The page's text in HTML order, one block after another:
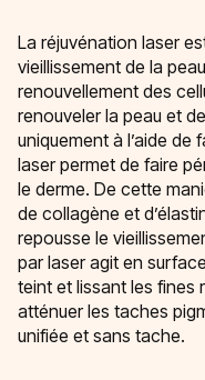
La réjuvénation laser
vieillissement de la
renouvellement des
renouveler la peau et
uniquement à l’aide de
laser permet de faire
le derme. De cette
de collagène et
repousse le
par laser agit en
teint et lissant les fines
atténuer les taches
unifiée et sans tache.